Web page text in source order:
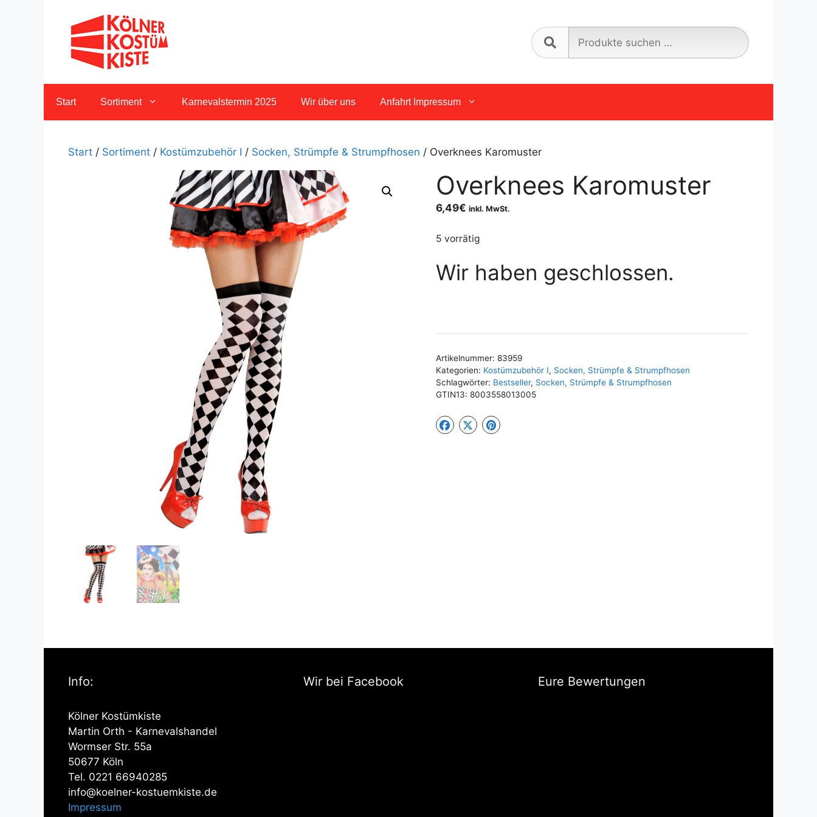
nach:
Start Sortiment Karnevalstermin 2025 Wir über uns Anfahrt Impressum
Start / Sortiment / Kostümzubehör I / Socken, Strümpfe & Strumpfhosen / Overknees Karomuster
Overknees Karomuster
6,49€ inkl. MwSt.
5 vorrätig
Wir haben geschlossen.
Artikelnummer: 83959
Kategorien: Kostümzubehör I, Socken, Strümpfe & Strumpfhosen
Schlagwörter: Bestseller, Socken, Strümpfe & Strumpfhosen
GTIN13: 8003558013005
Info:
Kölner Kostümkiste
Martin Orth - Karnevalshandel
Wormser Str. 55a
50677 Köln
Tel. 0221 66940285
info@koelner-kostuemkiste.de
Impressum
Wir bei Facebook Eure Bewertungen